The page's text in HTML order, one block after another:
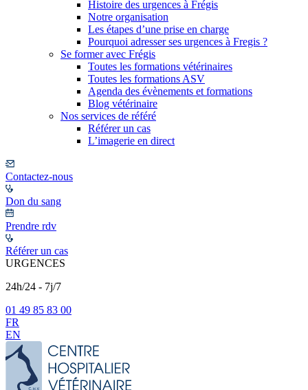
Histoire des urgences à Frégis
Notre organisation
Les étapes d’une prise en charge
Pourquoi adresser ses urgences à Fregis ?
Se former avec Frégis
Toutes les formations vétérinaires
Toutes les formations ASV
Agenda des évènements et formations
Blog vétérinaire
Nos services de référé
Référer un cas
L’imagerie en direct
Contactez-nous
Don du sang
Prendre rdv
Référer un cas
URGENCES
24h/24 - 7j/7
01 49 85 83 00
FR
EN